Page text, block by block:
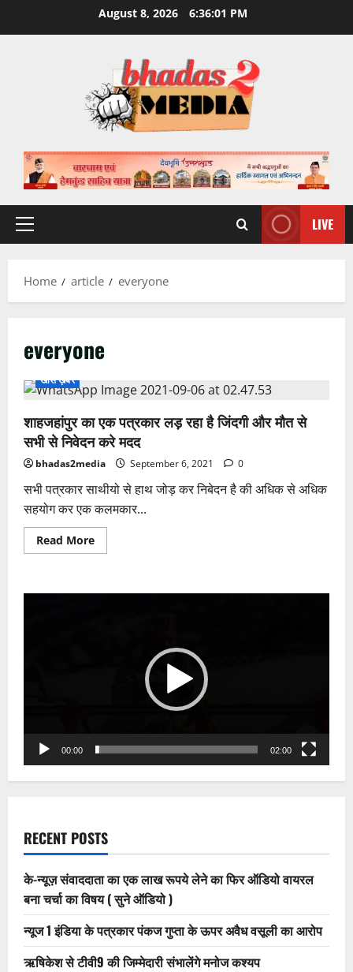
August 8, 2026 6:36:01 PM
Primary
LIVE
Home article everyone
everyone
खास ख़बर
शाहजहांपुर का एक पत्रकार लड़ रहा है जिंदगी और मौत से
सभी से निवेदन करे मदद
bhadas2media September 6, 2021 0
सभी पत्रकार साथीयो से हाथ जोड़ कर निबेदन है की अधिक से अधिक
सहयोग कर एक कलमकार...
Read MoreRead
more
एक
मदद
00:00 02:00
RECENT POSTS
के-न्यूज़ संवाददाता का एक लाख रूपये लेने का फिर ऑडियो वायरल
बना चर्चा का विषय ( सुने ऑडियो )
न्यूज 1 इंडिया के पत्रकार पंकज गुप्ता के ऊपर अवैध वसूली का आरोप
ऋषिकेश से टीवी9 की जिम्मेदारी संभालेंगे मनोज कश्यप